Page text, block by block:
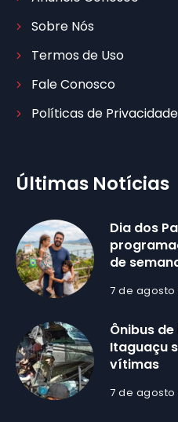
Sobre Nós
Termos de Uso
Fale Conosco
Políticas de Privacidade
Últimas Notícias
Dia dos
de
7 de agosto
Ônibus
Itaguaçu
vítimas
7 de agosto